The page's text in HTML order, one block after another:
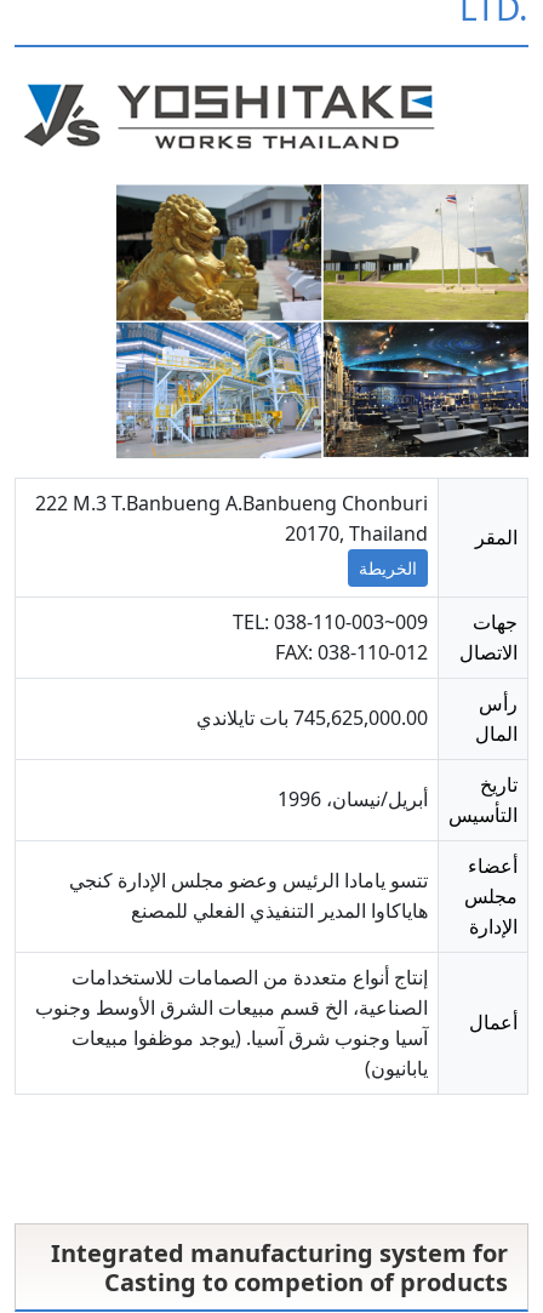
المقر
222 M.3 T.Banbueng A.Banbueng Chonburi
20170, Thailand
الخريطة
جهات
الاتصال
TEL: 038-110-003~009
FAX: 038-110-012
رأس
المال
745,625,000.00 بات تايلاندي
تاريخ
التأسيس
أبريل/نيسان، 1996
أعضاء
مجلس
الإدارة
تتسو يامادا الرئيس وعضو مجلس الإدارة كنجي
هاياكاوا المدير التنفيذي الفعلي للمصنع
أعمال
إنتاج أنواع متعددة من الصمامات للاستخدامات
الصناعية، الخ قسم مبيعات الشرق الأوسط وجنوب
آسيا وجنوب شرق آسيا. (يوجد موظفوا مبيعات
يابانيون)
Integrated manufacturing system for
Casting to competion of products